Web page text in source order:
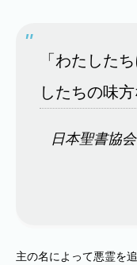
「わたした
したちの味
日本聖書協
主の名によって悪霊を